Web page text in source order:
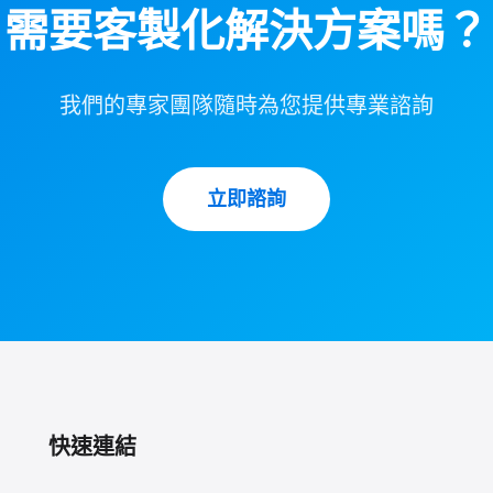
需要客製化解決方案嗎？
我們的專家團隊隨時為您提供專業諮詢
立即諮詢
快速連結